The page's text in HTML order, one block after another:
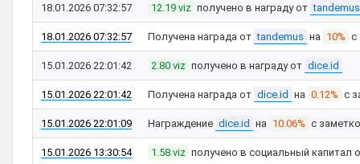
18.01.2026 07:32:57 12.19 viz получено в награду от tandemus
18.01.2026 07:32:57 Получена награда от tandemus на 10% с
15.01.2026 22:01:42 2.80 viz получено в награду от dice.id
15.01.2026 22:01:42 Получена награда от dice.id на 0.12% с
15.01.2026 22:01:09 Награждение dice.id на 10.06% с
15.01.2026 13:30:54 1.58 viz получено в социальный капитал